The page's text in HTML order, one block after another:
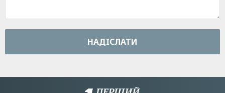
НАДIСЛАТИ